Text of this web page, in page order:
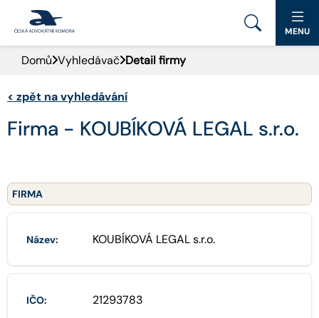
PORTÁL ČAK
DOMŮ
AKTUALITY
PRO VEŘEJNOST
ADVOKÁTNÍ DENÍK
MENU
Domů Vyhledávač Detail firmy
< zpět na vyhledávání
Firma - KOUBÍKOVÁ LEGAL s.r.o.
FIRMA
Název: KOUBÍKOVÁ LEGAL s.r.o.
IČO: 21293783